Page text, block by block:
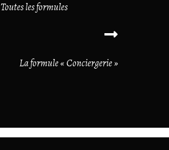
Toutes les formules
La formule « Conciergerie »